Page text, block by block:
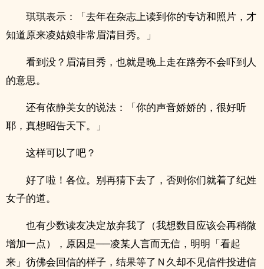
琪琪表示：「去年在杂志上读到你的专访和照片，才
知道原来凌姑娘非常眉清目秀。」
看到没？眉清目秀，也就是晚上走在路旁不会吓到人
的意思。
还有依静美女的说法：「你的声音娇娇的，很好听
耶，真想昭告天下。」
这样可以了吧？
好了啦！各位。别再猜下去了，否则你们就着了纪姓
女子的道。
也有少数读友决定放弃我了（我想数目应该会再稍微
增加一点），原因是──凌某人言而无信，明明「看起
来」彷佛会回信的样子，结果等了Ｎ久却不见信件投进信